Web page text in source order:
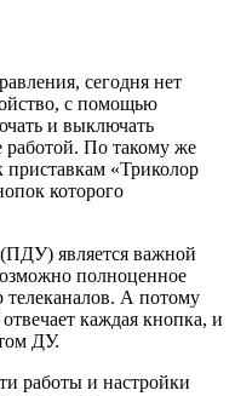
сегодня нет
с помощью
и выключать
работой. По такому же
«Триколор
которого
является важной
полноценное
телеканалов. А потому
каждая кнопка, и
ДУ.
работы и настройки